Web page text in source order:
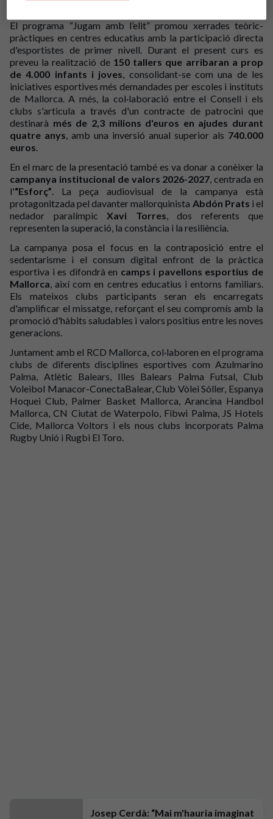
El programa “Jugam amb l’elit” promou xerrades teòric-
pràctiques en centres educatius amb la participació directa
d'esportistes de primer nivell. Durant el present curs es
preveu la realització de 150 tallers que arribaran a prop
de 4.000 infants i joves, consolidant-se com una de les
iniciatives esportives més demandades per escoles i instituts
de Mallorca. A més, la col·laboració entre el Consell i els
clubs s'articula a través d'un contracte de patrocini que
destinarà més de 2,3 milions d'euros en ajudes durant
quatre anys, amb una inversió anual superior als 740.000
euros.
En el marc de la presentació també es va donar a conèixer la
campanya institucional de valors 2026-2027, centrada en
l'“Esforç”. La peça audiovisual de la campanya està
protagonitzada pel davanter mallorquinista Abdón Prats i el
nedador paralímpic Xavi Torres, dos referents que
representen la superació, la constància i la resiliència.
La campanya posa el focus en la contraposició entre el
sedentarisme i el consum digital enfront de la pràctica
esportiva i es difondrà en camps i pavellons esportius de
Mallorca, així com en centres educatius i entorns familiars.
Els mateixos clubs participants seran els encarregats
d'amplificar el missatge, reforçant el seu compromís amb la
promoció d'hàbits saludables i valors positius entre les noves
generacions.
Juntament amb el RCD Mallorca, col·laboren en el programa
clubs de diferents disciplines esportives com Azulmarino
Palma, Atlètic Balears, Illes Balears Palma Futsal,Club
Voleibol Manacor-ConectaBalear,Club Vòlei Sóller, Espanya
Hoquei Club, Palmer Basket Mallorca, Arancina Handbol
Mallorca,CN Ciutat de Waterpolo, Fibwi Palma, JS Hotels
Cide, Mallorca Voltors i els nous clubs incorporats Palma
Rugby Unió i Rugbi El Toro.
Josep Cerdà: “Mai m'hauria imaginat